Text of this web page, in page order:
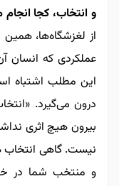
و انتخاب، کجا
از لغزشگاه‌ها،
عملکردی که انسان
این مطلب اشتباه
درون می‌گیرد.
بیرون هیچ اثری
نیست. گاهی انتخاب
و منتخب شما در